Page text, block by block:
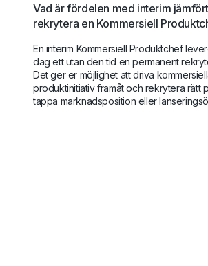
Vad är fördelen med interim
rekrytera en Kommersiell
En interim Kommersiell Produktchef
dag ett utan den tid en permanent
Det ger er möjlighet att driva
produktinitiativ framåt och rekrytera rätt
tappa marknadsposition eller